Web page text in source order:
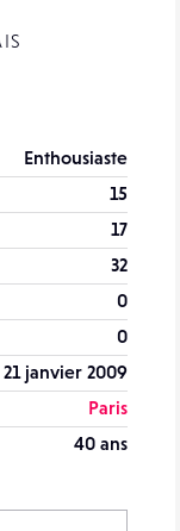
Enthousiaste
15
17
32
0
0
21 janvier 2009
Paris
40 ans